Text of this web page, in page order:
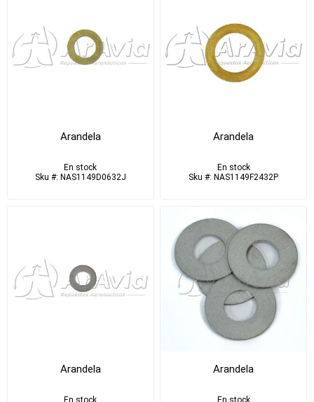
Arandela
En stock
Sku #: NAS1149D0632J
Arandela
En stock
Sku #: NAS1149F2432P
Arandela
En stock
Arandela
En stock